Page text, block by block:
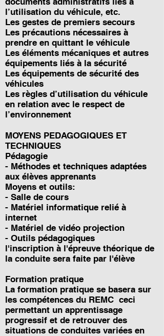
l’utilisation du véhicule, etc.
Les gestes de premiers secours
Les précautions nécessaires à
prendre en quittant le véhicule
Les éléments mécaniques et autres
équipements liés à la sécurité
Les équipements de sécurité des
véhicules
Les règles d’utilisation du véhicule
en relation avec le respect de
l’environnement
MOYENS PEDAGOGIQUES ET
TECHNIQUES
Pédagogie
- Méthodes et techniques adaptées
aux élèves apprenants
Moyens et outils:
- Salle de cours
- Matériel informatique relié à
internet
- Matériel de vidéo projection
- Outils pédagogiques
l'inscription à l'épreuve théorique de
la conduite sera faite par l'élève
Formation pratique
La formation pratique se basera sur
les compétences du REMC ceci
permettant un apprentissage
progressif et de retrouver des
situations de conduites variées en